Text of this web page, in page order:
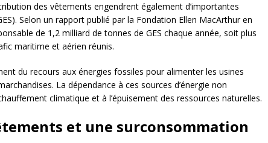
des vêtements engendrent également d’importantes
Selon un rapport publié par la Fondation Ellen MacArthur en
de 1,2 milliard de tonnes de GES chaque année, soit plus
maritime et aérien réunis.
du recours aux énergies fossiles pour alimenter les usines
La dépendance à ces sources d’énergie non
climatique et à l’épuisement des ressources naturelles.
et une surconsommation